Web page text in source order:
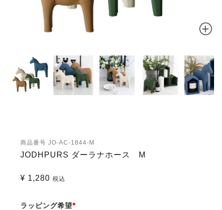
商品番号 JO-AC-1844-M
JODHPURS ダーラナホース M
¥ 1,280 税込
ラッピング希望